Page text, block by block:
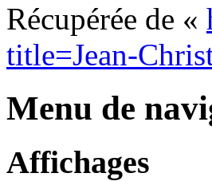
Récupérée de «
title=Jean-
Menu de
Affichages